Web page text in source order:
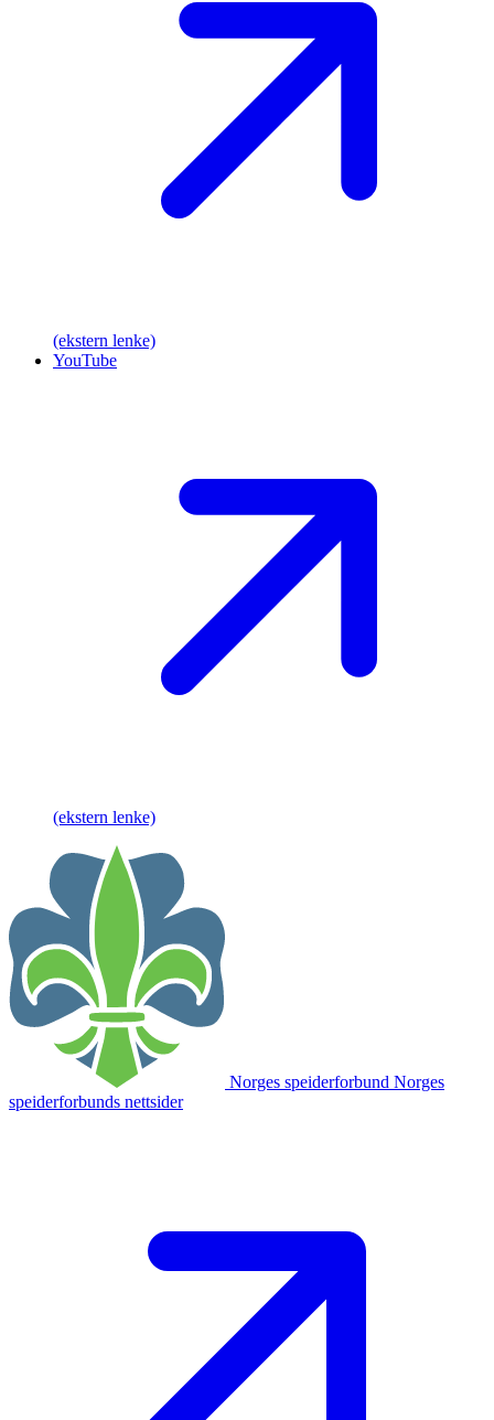
(ekstern lenke)
YouTube
(ekstern lenke)
Norges speiderforbund Norges
speiderforbunds nettsider